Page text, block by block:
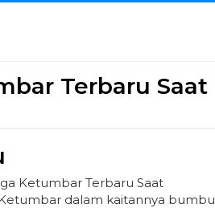
Terbaru Saat
Ketumbar Terbaru Saat
dalam kaitannya bumbu